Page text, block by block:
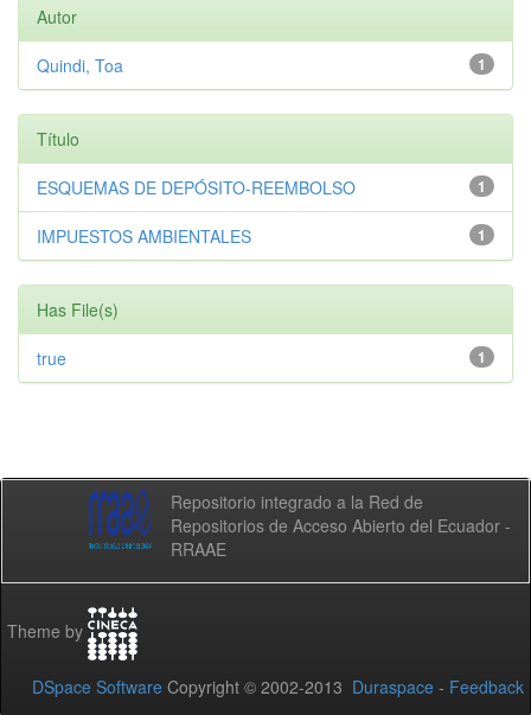
Autor
1
Quindi, Toa
Título
1
ESQUEMAS DE DEPÓSITO-REEMBOLSO
1
IMPUESTOS AMBIENTALES
Has File(s)
1
true
Repositorio integrado a la Red de
Repositorios de Acceso Abierto del Ecuador -
RRAAE
Theme by
DSpace Software Copyright © 2002-2013 Duraspace - Feedback